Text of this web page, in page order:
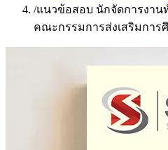
/แนวข้อสอบ นักจัดการงาน
คณะกรรมการส่งเสริมการ